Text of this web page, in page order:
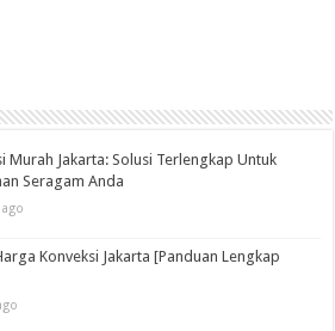
Murah Jakarta: Solusi Terlengkap Untuk
Seragam Anda
Konveksi Jakarta [Panduan Lengkap